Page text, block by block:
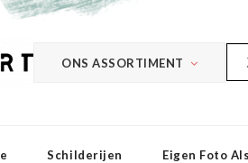
ONS ASSORTIMENT
Schilderijen Eigen Foto